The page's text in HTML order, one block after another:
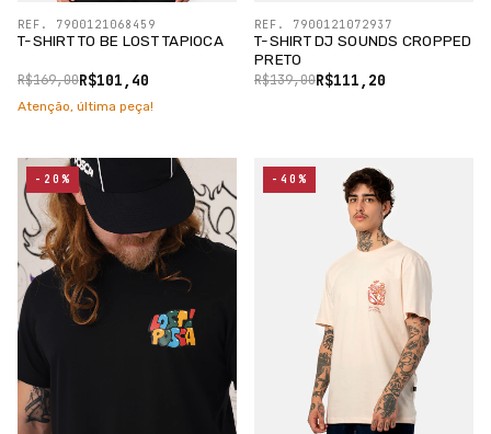
T-SHIRT TO BE LOST TAPIOCA
R$101,40
R$169,00
REF. 7900121068459
Atenção, última peça!
T-SHIRT DJ SOUNDS CROPPED
PRETO
R$111,20
R$139,00
REF. 7900121072937
-20% -40%